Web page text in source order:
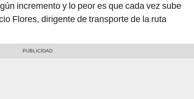
incremento y lo peor es que cada vez sube
Flores, dirigente de transporte de la ruta